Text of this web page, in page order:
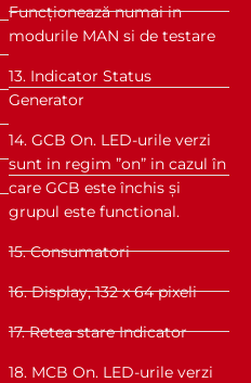
Funcționează numai in
modurile MAN si de testare
13. Indicator Status
Generator
14. GCB On. LED-urile verzi
sunt in regim ”on” in cazul în
care GCB este închis și
grupul este functional.
15. Consumatori
16. Display, 132 x 64 pixeli
17. Retea stare Indicator
18. MCB On. LED-urile verzi